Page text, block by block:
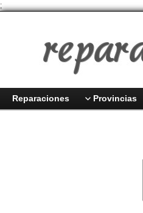
;
Reparaciones Provincias